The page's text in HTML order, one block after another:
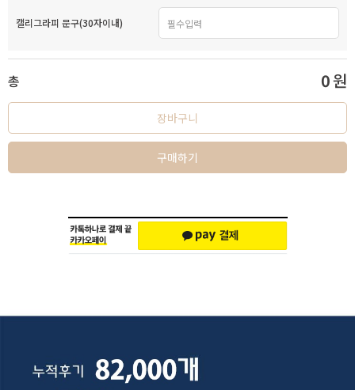
캘리그라피 문구(30자이내)
총 0원
장바구니
구매하기